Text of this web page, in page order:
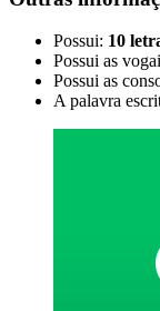
Possui: 10
Possui as
Possui as
A palavra